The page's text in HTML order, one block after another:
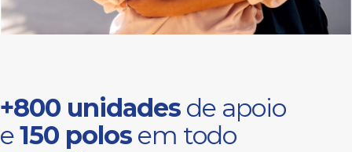
+800 unidades de apoio
e150 polos em todo